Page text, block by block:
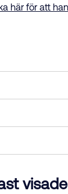
här för att
visade